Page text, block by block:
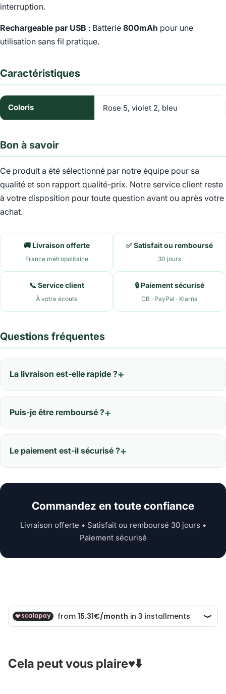
interruption.
Rechargeable par USB : Batterie 800mAh pour une
utilisation sans fil pratique.
Caractéristiques
Coloris Rose 5, violet 2, bleu
Bon à savoir
Ce produit a été sélectionné par notre équipe pour sa
qualité et son rapport qualité-prix. Notre service client reste
à votre disposition pour toute question avant ou après votre
achat.
🚚 Livraison offerte
France métropolitaine
✅ Satisfait ou remboursé
30 jours
📞 Service client
À votre écoute
🔒 Paiement sécurisé
CB · PayPal · Klarna
Questions fréquentes
La livraison est-elle rapide ?
Puis-je être remboursé ?
Le paiement est-il sécurisé ?
Commandez en toute confiance
Livraison offerte • Satisfait ou remboursé 30 jours •
Paiement sécurisé
Cela peut vous plaire♥️⬇️